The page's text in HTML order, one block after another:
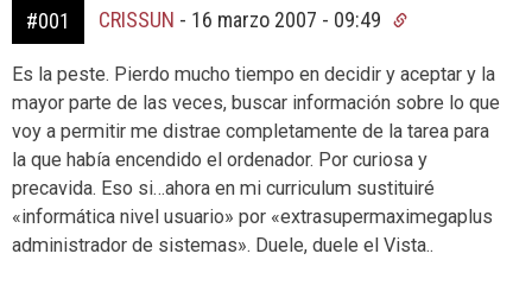
#001 CRISSUN - 16 marzo 2007 - 09:49
Es la peste. Pierdo mucho tiempo en decidir y aceptar y la
mayor parte de las veces, buscar información sobre lo que
voy a permitir me distrae completamente de la tarea para
la que había encendido el ordenador. Por curiosa y
precavida. Eso si…ahora en mi curriculum sustituiré
«informática nivel usuario» por «extrasupermaximegaplus
administrador de sistemas». Duele, duele el Vista..